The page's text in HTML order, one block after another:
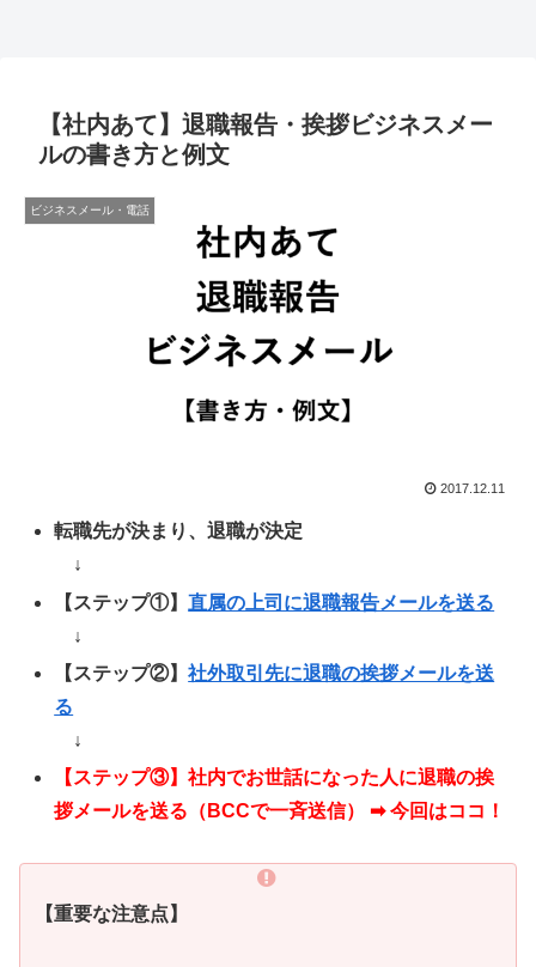
【社内あて】退職報告・挨拶ビジネスメー
ルの書き方と例文
ビジネスメール・電話
2017.12.11
転職先が決まり、退職が決定
↓
【ステップ①】直属の上司に退職報告メールを送る
↓
【ステップ②】社外取引先に退職の挨拶メールを送
る
↓
【ステップ③】社内でお世話になった人に退職の挨
拶メールを送る（BCCで一斉送信） ➡︎ 今回はココ！
【重要な注意点】